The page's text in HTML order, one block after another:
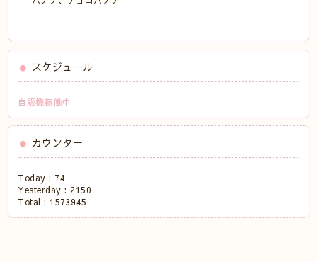
スケジュール
自販機稼働中
カウンター
Today : 74
Yesterday : 2150
Total : 1573945